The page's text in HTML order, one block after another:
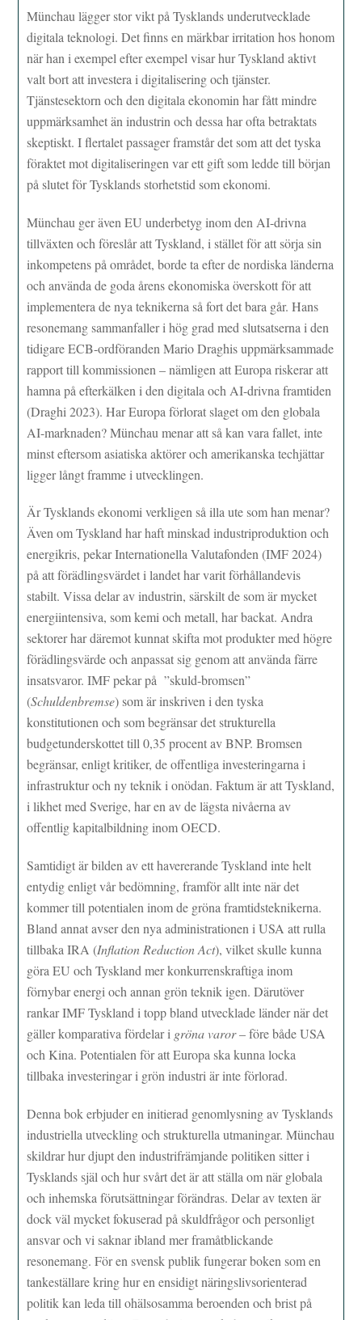
Münchau lägger stor vikt på Tysklands underutvecklade
digitala teknologi. Det finns en märkbar irritation hos honom
när han i exempel efter exempel visar hur Tyskland aktivt
valt bort att investera i digitalisering och tjänster.
Tjänstesektorn och den digitala ekonomin har fått mindre
uppmärksamhet än industrin och dessa har ofta betraktats
skeptiskt. I flertalet passager framstår det som att det tyska
föraktet mot digitaliseringen var ett gift som ledde till början
på slutet för Tysklands storhetstid som ekonomi.
Münchau ger även EU underbetyg inom den AI-drivna
tillväxten och föreslår att Tyskland, i stället för att sörja sin
inkompetens på området, borde ta efter de nordiska länderna
och använda de goda årens ekonomiska överskott för att
implementera de nya teknikerna så fort det bara går. Hans
resonemang sammanfaller i hög grad med slutsatserna i den
tidigare ECB-ordföranden Mario Draghis uppmärksammade
rapport till kommissionen – nämligen att Europa riskerar att
hamna på efterkälken i den digitala och AI-drivna framtiden
(Draghi 2023). Har Europa förlorat slaget om den globala
AI-marknaden? Münchau menar att så kan vara fallet, inte
minst eftersom asiatiska aktörer och amerikanska techjättar
ligger långt framme i utvecklingen.
Är Tysklands ekonomi verkligen så illa ute som han menar?
Även om Tyskland har haft minskad industriproduktion och
energikris, pekar Internationella Valutafonden (IMF 2024)
på att förädlingsvärdet i landet har varit förhållandevis
stabilt. Vissa delar av industrin, särskilt de som är mycket
energiintensiva, som kemi och metall, har backat. Andra
sektorer har däremot kunnat skifta mot produkter med högre
förädlingsvärde och anpassat sig genom att använda färre
insatsvaror. IMF pekar på ”skuld-bromsen”
(Schuldenbremse) som är inskriven i den tyska
konstitutionen och som begränsar det strukturella
budgetunderskottet till 0,35 procent av BNP. Bromsen
begränsar, enligt kritiker, de offentliga investeringarna i
infrastruktur och ny teknik i onödan. Faktum är att Tyskland,
i likhet med Sverige, har en av de lägsta nivåerna av
offentlig kapitalbildning inom OECD.
Samtidigt är bilden av ett havererande Tyskland inte helt
entydig enligt vår bedömning, framför allt inte när det
kommer till potentialen inom de gröna framtidsteknikerna.
Bland annat avser den nya administrationen i USA att rulla
tillbaka IRA (Inflation Reduction Act), vilket skulle kunna
göra EU och Tyskland mer konkurrenskraftiga inom
förnybar energi och annan grön teknik igen. Därutöver
rankar IMF Tyskland i topp bland utvecklade länder när det
gäller komparativa fördelar i gröna varor– före både USA
och Kina. Potentialen för att Europa ska kunna locka
tillbaka investeringar i grön industri är inte förlorad.
Denna bok erbjuder en initierad genomlysning av Tysklands
industriella utveckling och strukturella utmaningar. Münchau
skildrar hur djupt den industrifrämjande politiken sitter i
Tysklands själ och hur svårt det är att ställa om när globala
och inhemska förutsättningar förändras. Delar av texten är
dock väl mycket fokuserad på skuldfrågor och personligt
ansvar och vi saknar ibland mer framåtblickande
resonemang. För en svensk publik fungerar boken som en
tankeställare kring hur en ensidigt näringslivsorienterad
politik kan leda till ohälsosamma beroenden och brist på